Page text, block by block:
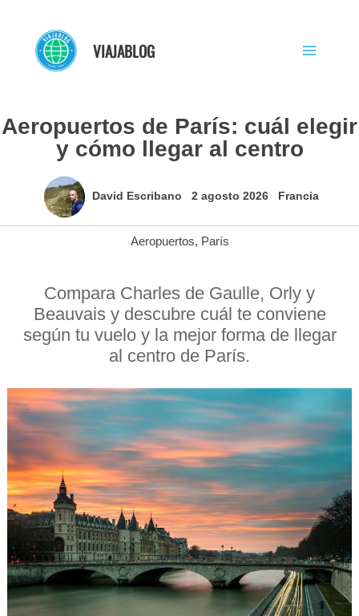
contenido
VIAJABLOG
Aeropuertos de París: cuál elegir
y cómo llegar al centro
David Escribano 2 agosto 2026 Francia
Aeropuertos, París
Compara Charles de Gaulle, Orly y
Beauvais y descubre cuál te conviene
según tu vuelo y la mejor forma de llegar
al centro de París.